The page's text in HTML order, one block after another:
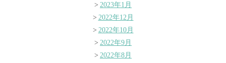
2023年1月
2022年12月
2022年10月
2022年9月
2022年8月